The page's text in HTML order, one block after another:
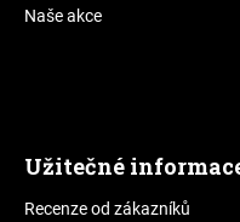
Naše akce
Užitečné
Recenze od zákazníků